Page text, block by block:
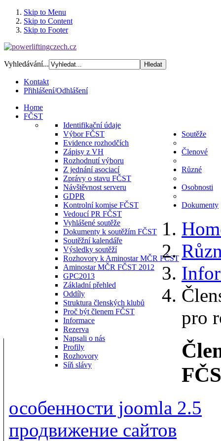
Skip to Menu
Skip to Content
Skip to Footer
Vyhledávání...
Kontakt
Přihlášení/Odhlášení
Home
FČST
Identifikační údaje
Výbor FČST
Evidence rozhodčích
Zápisy z VH
Rozhodnutí výboru
Z jednání asociací
Zprávy o stavu FČST
Návštěvnost serveru
GDPR
Kontrolní komise FČST
Vedoucí PR FČST
Soutěže
Vyhlášené soutěže
Dokumenty k soutěžím FČST
Soutěžní kalendáře
Výsledky soutěží
Rozhovory k Aminostar MČR FČST
Aminostar MČR FČST 2012
GPC2013
Členové
Základní přehled
Oddíly
Struktura členských klubů
Proč být členem FČST
Různé
Informace
Rezerva
Osobnosti
Napsali o nás
Profily
Rozhovory
Síň slávy
Dokumenty
pro
особенности joomla 2.5
продвижение сайтов